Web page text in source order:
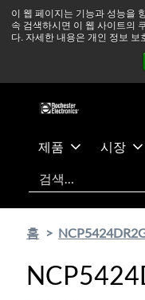
이 웹 페이지는 기능과 성능을
속 검색하시면 이 웹 사이트의
다. 자세한 내용은 개인 정보
츠
건
중동 지역 상황을 지속
정상적으로 운영
제품 시장
검색
홈